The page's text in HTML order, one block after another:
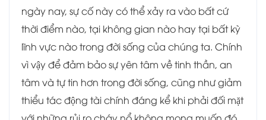
ngày nay, sự cố này có thể xảy ra vào bất cứ
thời điểm nào, tại không gian nào hay tại bất kỳ
lĩnh vực nào trong đời sống của chúng ta. Chính
vì vậy để đảm bảo sự yên tâm về tinh thần, an
tâm và tự tin hơn trong đời sống, cũng như giảm
thiểu tác động tài chính đáng kể khi phải đối mặt